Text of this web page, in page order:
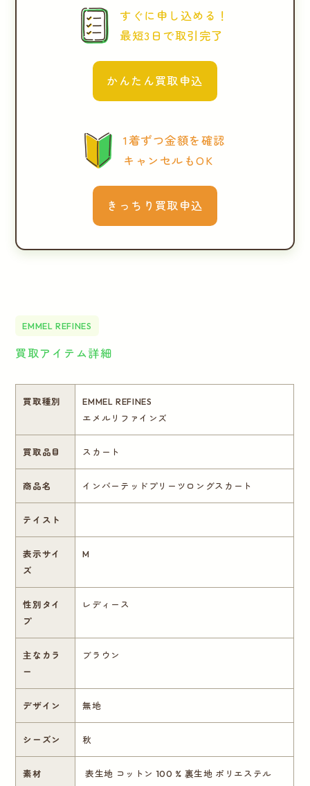
すぐに申し込める！
最短3日で取引完了
かんたん買取申込
1着ずつ金額を確認
キャンセルもOK
きっちり買取申込
EMMEL REFINES
買取アイテム詳細
買取種別
EMMEL REFINES
エメルリファインズ
買取品目 スカート
商品名 インバーテッドプリーツロングスカート
テイスト
表示サイ
ズ
M
性別タイ
プ
レディース
主なカラ
ー
ブラウン
デザイン 無地
シーズン 秋
素材
表生地 コットン 100 % 裏生地 ポリエステル